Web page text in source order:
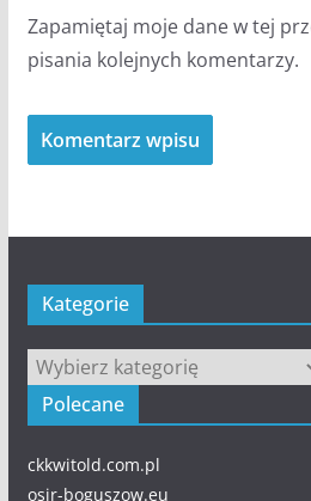
Zapamiętaj moje dane w tej
pisania kolejnych komentarzy.
Kategorie
Kategorie
Polecane
ckkwitold.com.pl
osir-boguszow.eu